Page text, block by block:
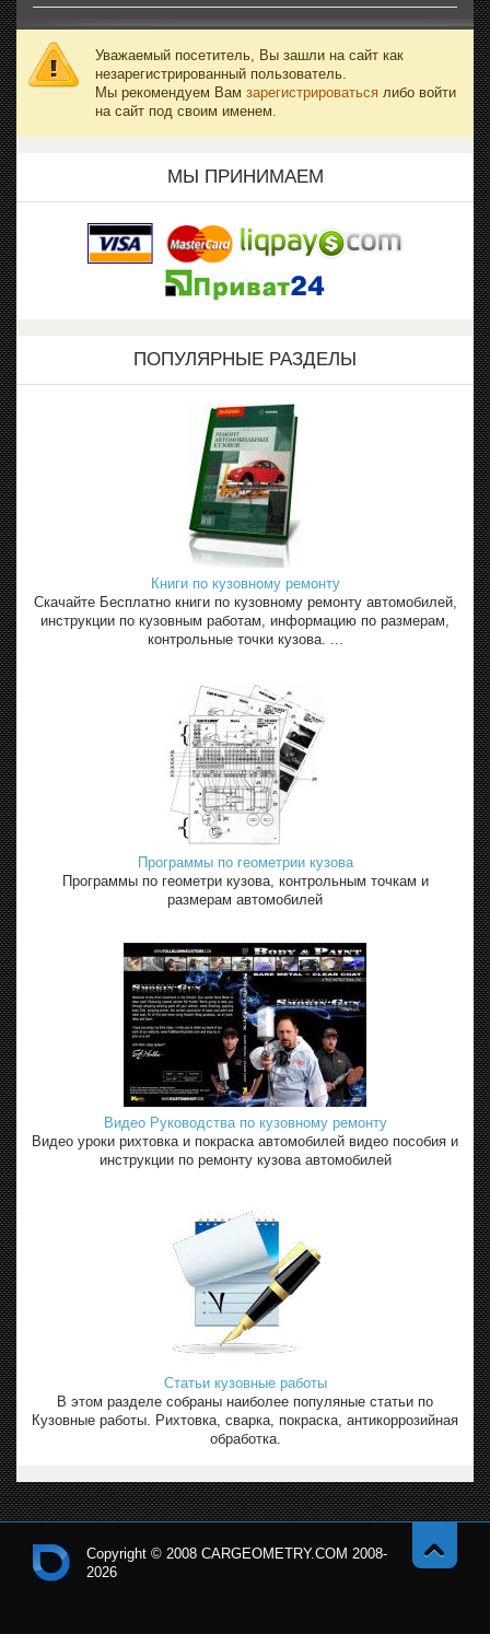
Уважаемый посетитель, Вы зашли на сайт как
незарегистрированный пользователь.
Мы рекомендуем Вам зарегистрироваться либо войти
на сайт под своим именем.
МЫ ПРИНИМАЕМ
ПОПУЛЯРНЫЕ РАЗДЕЛЫ
Книги по кузовному ремонту
Скачайте Бесплатно книги по кузовному ремонту автомобилей,
инструкции по кузовным работам, информацию по размерам,
контрольные точки кузова. ...
Программы по геометрии кузова
Программы по геометри кузова, контрольным точкам и
размерам автомобилей
Видео Руководства по кузовному ремонту
Видео уроки рихтовка и покраска автомобилей видео пособия и
инструкции по ремонту кузова автомобилей
Статьи кузовные работы
В этом разделе собраны наиболее популяные статьи по
Кузовные работы. Рихтовка, сварка, покраска, антикоррозийная
обработка.
Copyright © 2008 CARGEOMETRY.COM 2008-
2026